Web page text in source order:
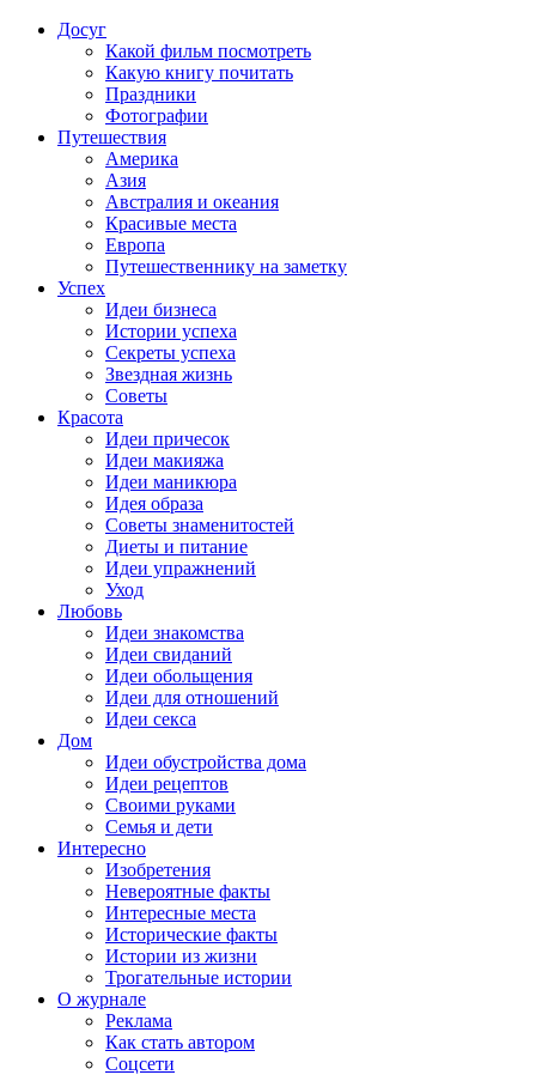
Досуг
Какой фильм посмотреть
Какую книгу почитать
Праздники
Фотографии
Путешествия
Америка
Азия
Австралия и океания
Красивые места
Европа
Путешественнику на заметку
Успех
Идеи бизнеса
Истории успеха
Секреты успеха
Звездная жизнь
Советы
Красота
Идеи причесок
Идеи макияжа
Идеи маникюра
Идея образа
Советы знаменитостей
Диеты и питание
Идеи упражнений
Уход
Любовь
Идеи знакомства
Идеи свиданий
Идеи обольщения
Идеи для отношений
Идеи секса
Дом
Идеи обустройства дома
Идеи рецептов
Своими руками
Семья и дети
Интересно
Изобретения
Невероятные факты
Интересные места
Исторические факты
Истории из жизни
Трогательные истории
О журнале
Реклама
Как стать автором
Соцсети